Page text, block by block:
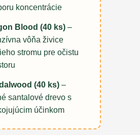
koncentrácie
Blood (40 ks) –
vôňa živice
stromu pre očistu
(40 ks) –
santalové drevo s
účinkom